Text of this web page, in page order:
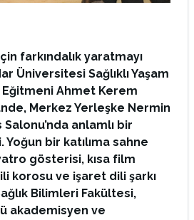
farkındalık yaratmayı
Üniversitesi Sağlıklı Yaşam
Ahmet Kerem
Merkez Yerleşke Nermin
anlamlı bir
bir katılıma sahne
gösterisi, kısa film
korosu ve işaret dili şarkı
Bilimleri Fakültesi,
akademisyen ve